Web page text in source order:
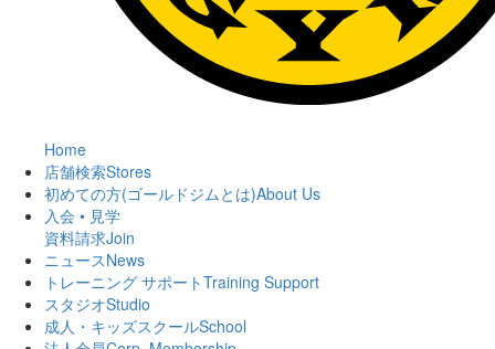
Home
店舗検索Stores
初めての方(ゴールドジムとは)About Us
入会 • 見学
資料請求Join
ニュースNews
トレーニング サポートTraining Support
スタジオStudio
成人・キッズスクールSchool